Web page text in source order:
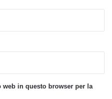
in questo browser per la